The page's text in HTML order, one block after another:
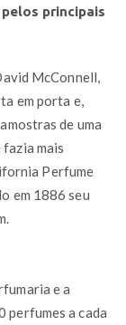
principais
McConnell,
em porta e,
de uma
mais
Perfume
em 1886 seu
e a
perfumes a cada